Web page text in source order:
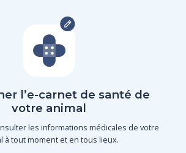
l’e-carnet de santé de
votre animal
les informations médicales de votre
à tout moment et en tous lieux.